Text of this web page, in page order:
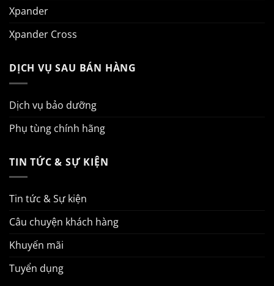
Xpander
Xpander Cross
DỊCH VỤ SAU BÁN HÀNG
Dịch vụ bảo dưỡng
Phụ tùng chính hãng
TIN TỨC & SỰ KIỆN
Tin tức & Sự kiện
Câu chuyện khách hàng
Khuyến mãi
Tuyển dụng